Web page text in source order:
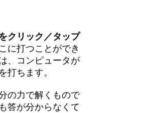
クリック／タップ
に打つことができ
、コンピュータが
打ちます。
の力で解くもので
答が分からなくて